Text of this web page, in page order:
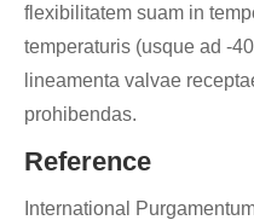
flexibilitatem suam in
temperaturis (usque ad -
lineamenta valvae
prohibendas.
Reference
International